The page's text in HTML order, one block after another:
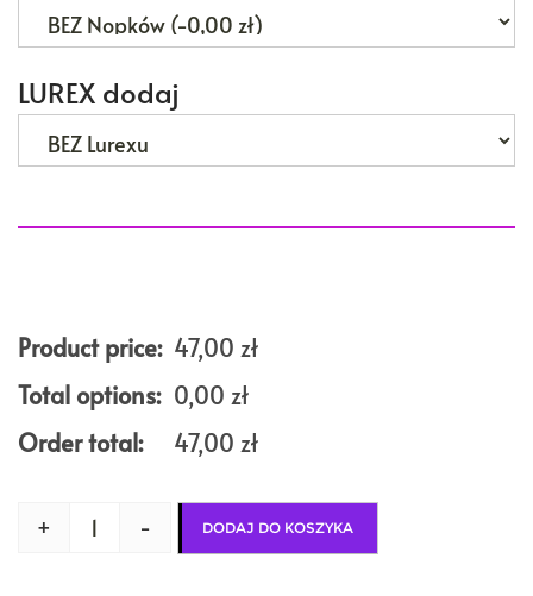
LUREX dodaj
Product price: 47,00 zł
Total options: 0,00 zł
Order total:
47,00 zł
+ - DODAJ DO KOSZYKA